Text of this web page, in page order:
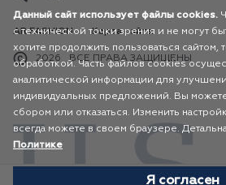
2026 ВСЕ ПРАВА ЗАЩИЩЕНЫ
AR FASHION Карта сайта
Данный сайт использует файлы cookies.
с технической точки зрения и не могут
хотите продолжить пользоваться сайтом,
обработкой. Часть файлов cookies
аналитической информации для
индивидуальных предложений. Вы можете
сбором или отказаться. Изменить
всегда можете в своем браузере.
Политике
Я согласен